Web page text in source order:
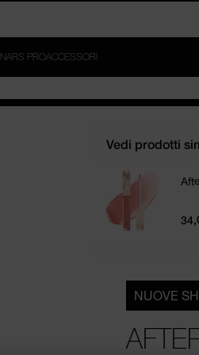
NARS PROACCESSORI
Vedi prodotti
NUOVE